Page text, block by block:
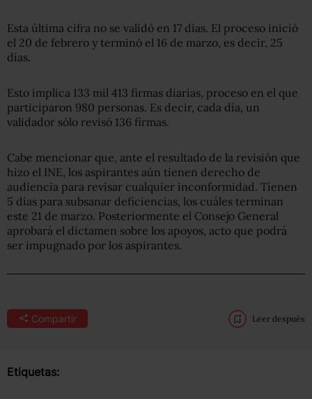
Esta última cifra no se validó en 17 días. El proceso inició
el 20 de febrero y terminó el 16 de marzo, es decir, 25
días.
Esto implica 133 mil 413 firmas diarias, proceso en el que
participaron 980 personas. Es decir, cada día, un
validador sólo revisó 136 firmas.
Cabe mencionar que, ante el resultado de la revisión que
hizo el INE, los aspirantes aún tienen derecho de
audiencia para revisar cualquier inconformidad. Tienen
5 días para subsanar deficiencias, los cuáles terminan
este 21 de marzo. Posteriormente el Consejo General
aprobará el dictamen sobre los apoyos, acto que podrá
ser impugnado por los aspirantes.
Compartir Leer después
Etiquetas: